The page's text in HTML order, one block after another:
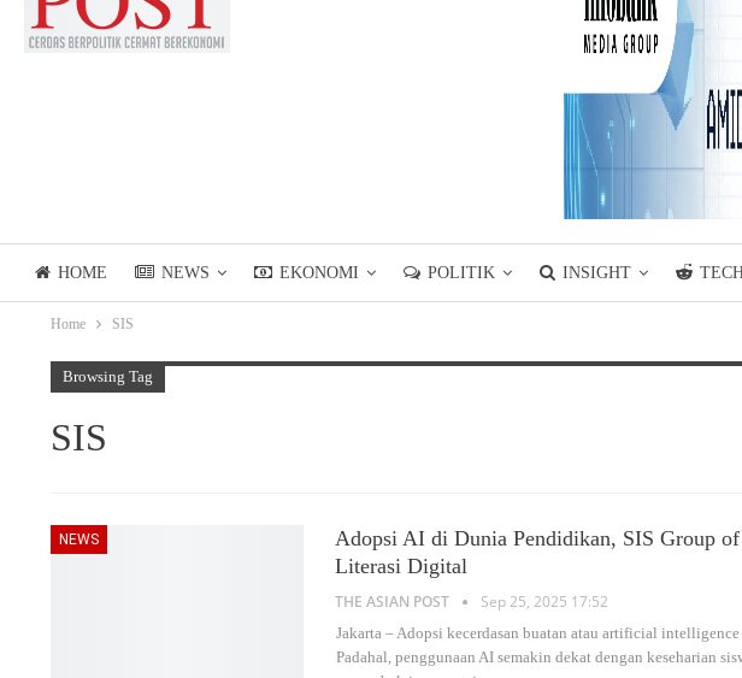
HOME NEWS EKONOMI POLITIK INSIGHT
LIFESTYLE
Home SIS
Browsing Tag
SIS
NEWS
Adopsi AI di Dunia Pendidikan, SIS Group
Literasi Digital
THE ASIAN POST Sep 25, 2025 17:52
Jakarta – Adopsi kecerdasan buatan atau artificial
Padahal, penggunaan AI semakin dekat dengan keseharian